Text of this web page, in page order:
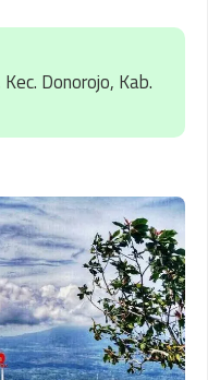
Donorojo, Kab.